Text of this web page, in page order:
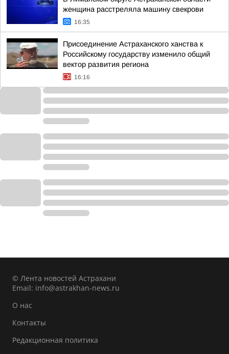
женщина расстреляла машину свекрови
16:35
Присоединение Астраханского ханства к
Российскому государству изменило общий
вектор развития региона
16:16
© Лента новостей Астрахани
Email: info@astrakhan-news.ru
О нас
Контакты
Редакционная политика